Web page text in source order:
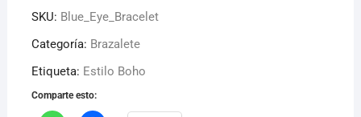
SKU: Blue_Eye_Bracelet
Categoría: Brazalete
Etiqueta: Estilo Boho
Comparte esto: